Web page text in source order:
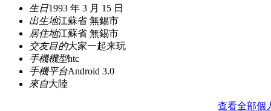
生日1993 年 3 月 15 日
出生地江蘇省 無錫市
居住地江蘇省 無錫市
交友目的大家一起来玩
手機機型htc
手機平台Android 3.0
來自大陸
查看全部個